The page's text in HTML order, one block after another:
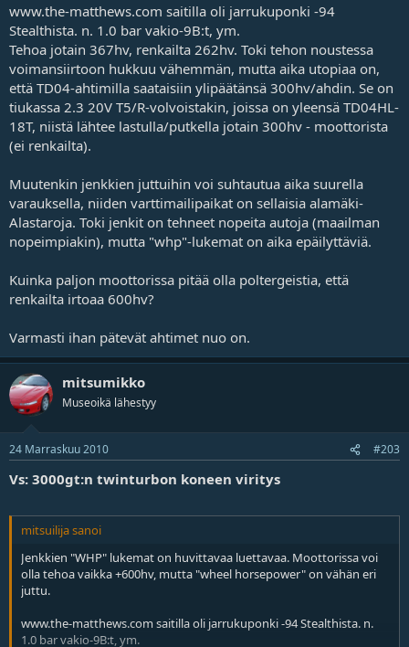
www.the-matthews.com saitilla oli jarrukuponki -94
Stealthista. n. 1.0 bar vakio-9B:t, ym.
Tehoa jotain 367hv, renkailta 262hv. Toki tehon noustessa
voimansiirtoon hukkuu vähemmän, mutta aika utopiaa on,
että TD04-ahtimilla saataisiin ylipäätänsä 300hv/ahdin. Se on
tiukassa 2.3 20V T5/R-volvoistakin, joissa on yleensä TD04HL-
18T, niistä lähtee lastulla/putkella jotain 300hv - moottorista
(ei renkailta).
Muutenkin jenkkien juttuihin voi suhtautua aika suurella
varauksella, niiden varttimailipaikat on sellaisia alamäki-
Alastaroja. Toki jenkit on tehneet nopeita autoja (maailman
nopeimpiakin), mutta "whp"-lukemat on aika epäilyttäviä.
Kuinka paljon moottorissa pitää olla poltergeistia, että
renkailta irtoaa 600hv?
Varmasti ihan pätevät ahtimet nuo on.
mitsumikko
Museoikä lähestyy
24 Marraskuu 2010 #203
Vs: 3000gt:n twinturbon koneen viritys
mitsuilija sanoi
Jenkkien "WHP" lukemat on huvittavaa luettavaa. Moottorissa voi
olla tehoa vaikka +600hv, mutta "wheel horsepower" on vähän eri
juttu.
www.the-matthews.com saitilla oli jarrukuponki -94 Stealthista. n.
1.0 bar vakio-9B:t, ym.